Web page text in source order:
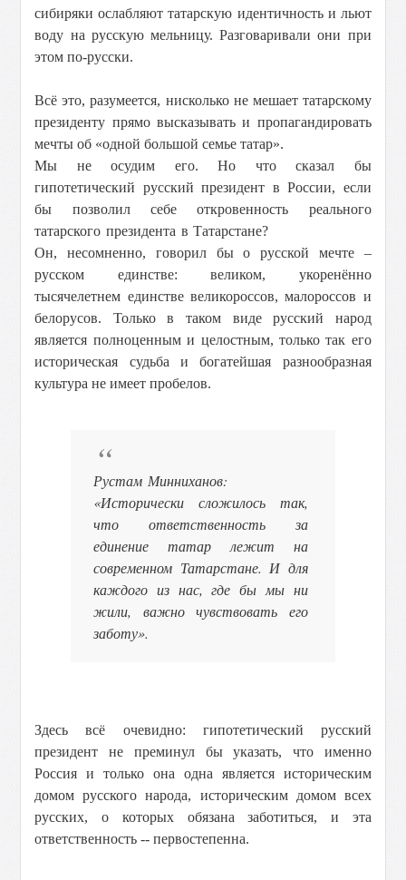
сибиряки ослабляют татарскую идентичность и льют
воду на русскую мельницу. Разговаривали они при
этом по-русски.
Всё это, разумеется, нисколько не мешает татарскому
президенту прямо высказывать и пропагандировать
мечты об «одной большой семье татар».
Мы не осудим его. Но что сказал бы
гипотетический русский президент в России, если
бы позволил себе откровенность реального
татарского президента в Татарстане?
Он, несомненно, говорил бы о русской мечте –
русском единстве: великом, укоренённо
тысячелетнем единстве великороссов, малороссов и
белорусов. Только в таком виде русский народ
является полноценным и целостным, только так его
историческая судьба и богатейшая разнообразная
культура не имеет пробелов.
Рустам Минниханов:
«Исторически сложилось так,
что ответственность за
единение татар лежит на
современном Татарстане. И для
каждого из нас, где бы мы ни
жили, важно чувствовать его
заботу».
Здесь всё очевидно: гипотетический русский
президент не преминул бы указать, что именно
Россия и только она одна является историческим
домом русского народа, историческим домом всех
русских, о которых обязана заботиться, и эта
ответственность -- первостепенна.